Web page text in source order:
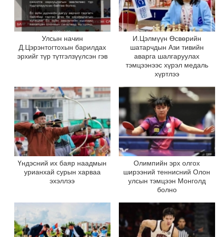
Улсын начин
Д.Цэрэнтогтохын барилдах
эрхийг түр түтгэлзүүлсэн гэв
И.Цэлмүүн Өсвөрийн
шатарчдын Ази тивийн
аварга шалгаруулах
тэмцээнээс хүрэл медаль
хүртлээ
Үндэсний их баяр наадмын
урианхай сурын харваа
эхэллээ
Олимпийн эрх олгох
ширээний теннисний Олон
улсын тэмцээн Монголд
болно